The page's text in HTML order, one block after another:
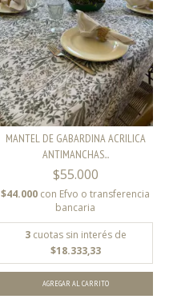
MANTEL DE GABARDINA ACRILICA
ANTIMANCHAS...
$55.000
$44.000 con Efvo o transferencia
bancaria
3 cuotas sin interés de
$18.333,33
AGREGAR AL CARRITO